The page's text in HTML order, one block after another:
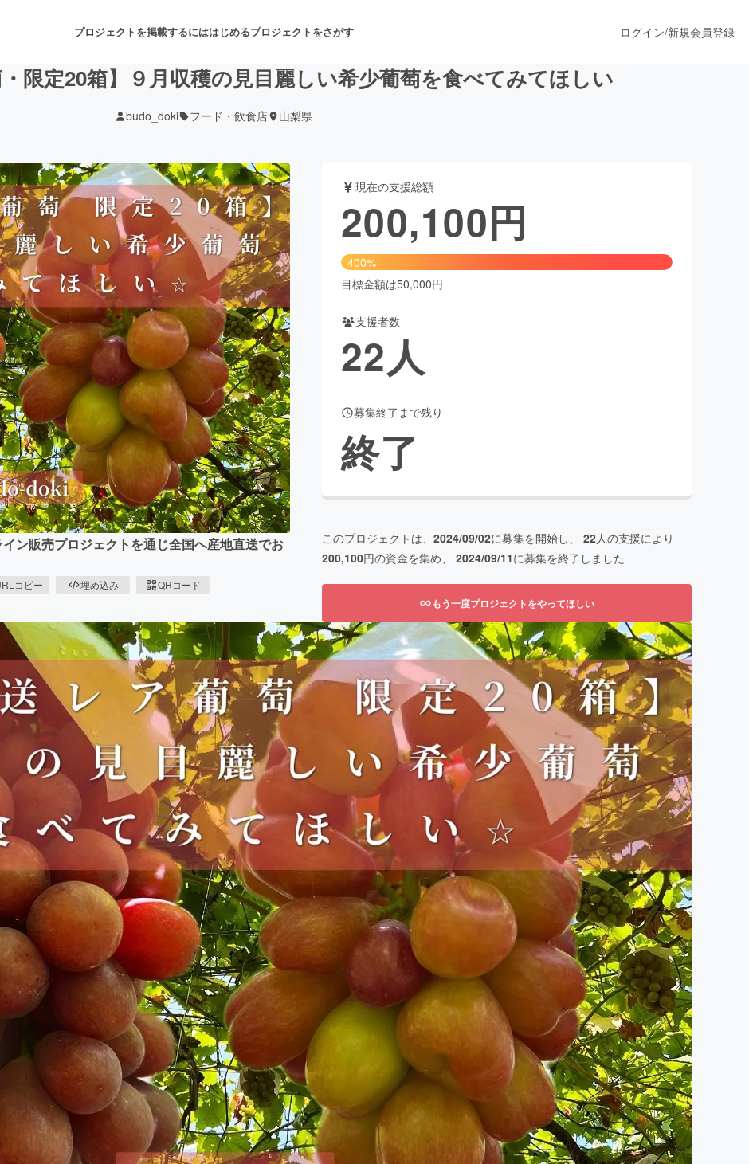
プロジェクトを掲載するにははじめるプロジェクトをさがす
音楽 舞台・パフォーマンス
ゲーム・サービス開発 フード・飲食店 ファッション
書籍・雑誌出版 アニメ・漫画
チャレンジ ビューティー・ヘルスケア
CAMPFIRE for Social GoodCAMPFIRE Creation
CAMPFIREふるさと納税machi-yaコミュニティ
ログイン/新規会員登録
・限定20箱】９月収穫の見目麗しい希少葡萄を食べてみてほしい
budo_doki フード・飲食店 山梨県
ン販売プロジェクトを通じ全国へ産地直送でお
コピー 埋め込み QRコード
現在の支援総額
200,100円
400%
目標金額は50,000円
支援者数
22人
募集終了まで残り
終了
このプロジェクトは、 2024/09/02に募集を開始し、 22人の支援により
200,100円の資金を集め、 2024/09/11に募集を終了しました
もう一度プロジェクトをやってほしい